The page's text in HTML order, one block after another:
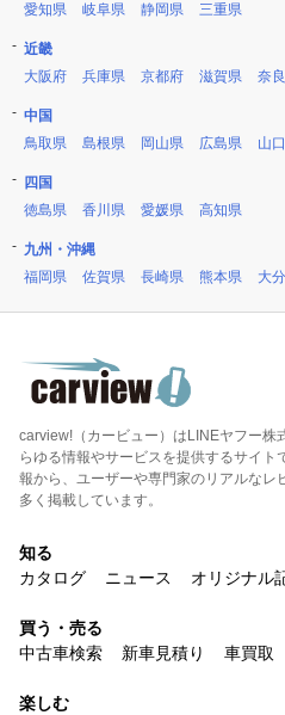
愛知県
岐阜県 静岡県 三重県
近畿
大阪府
兵庫県 京都府 滋賀県 奈
中国
鳥取県
島根県 岡山県 広島県 山
四国
徳島県
香川県 愛媛県 高知県
九州・沖縄
福岡県
佐賀県 長崎県 熊本県 大
carview!（カービュー）はLINEヤフー株
らゆる情報やサービスを提供するサイ
報から、ユーザーや専門家のリアルなレ
多く掲載しています。
知る
カタログ
ニュース オリジナル
買う・売る
中古車検索
新車見積り 車買取
楽しむ